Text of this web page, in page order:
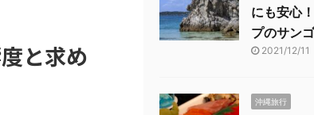
と求め
にも安心
プのサン
2021/12/11
沖縄旅行